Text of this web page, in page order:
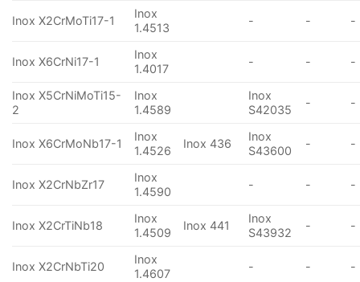
Inox X2CrMoTi17-1
Inox
1.4513
- - -
Inox X6CrNi17-1
Inox
1.4017
- - -
Inox X5CrNiMoTi15-
2
Inox
1.4589
Inox
S42035
- -
Inox X6CrMoNb17-1
Inox
1.4526
Inox 436
Inox
S43600
- -
Inox X2CrNbZr17
Inox
1.4590
- - -
Inox X2CrTiNb18
Inox
1.4509
Inox 441
Inox
S43932
- -
Inox X2CrNbTi20
Inox
1.4607
- - -